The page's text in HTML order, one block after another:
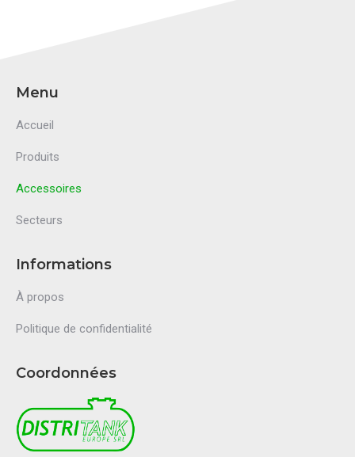
Menu
Accueil
Produits
Accessoires
Secteurs
Informations
À propos
Politique de confidentialité
Coordonnées